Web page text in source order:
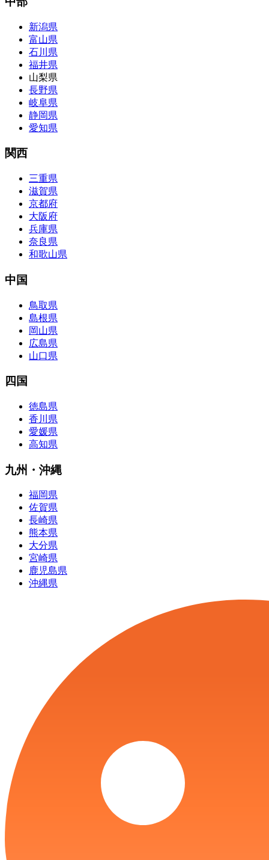
新潟県
富山県
石川県
福井県
山梨県
長野県
岐阜県
静岡県
愛知県
関西
三重県
滋賀県
京都府
大阪府
兵庫県
奈良県
和歌山県
中国
鳥取県
島根県
岡山県
広島県
山口県
四国
徳島県
香川県
愛媛県
高知県
九州・沖縄
福岡県
佐賀県
長崎県
熊本県
大分県
宮崎県
鹿児島県
沖縄県